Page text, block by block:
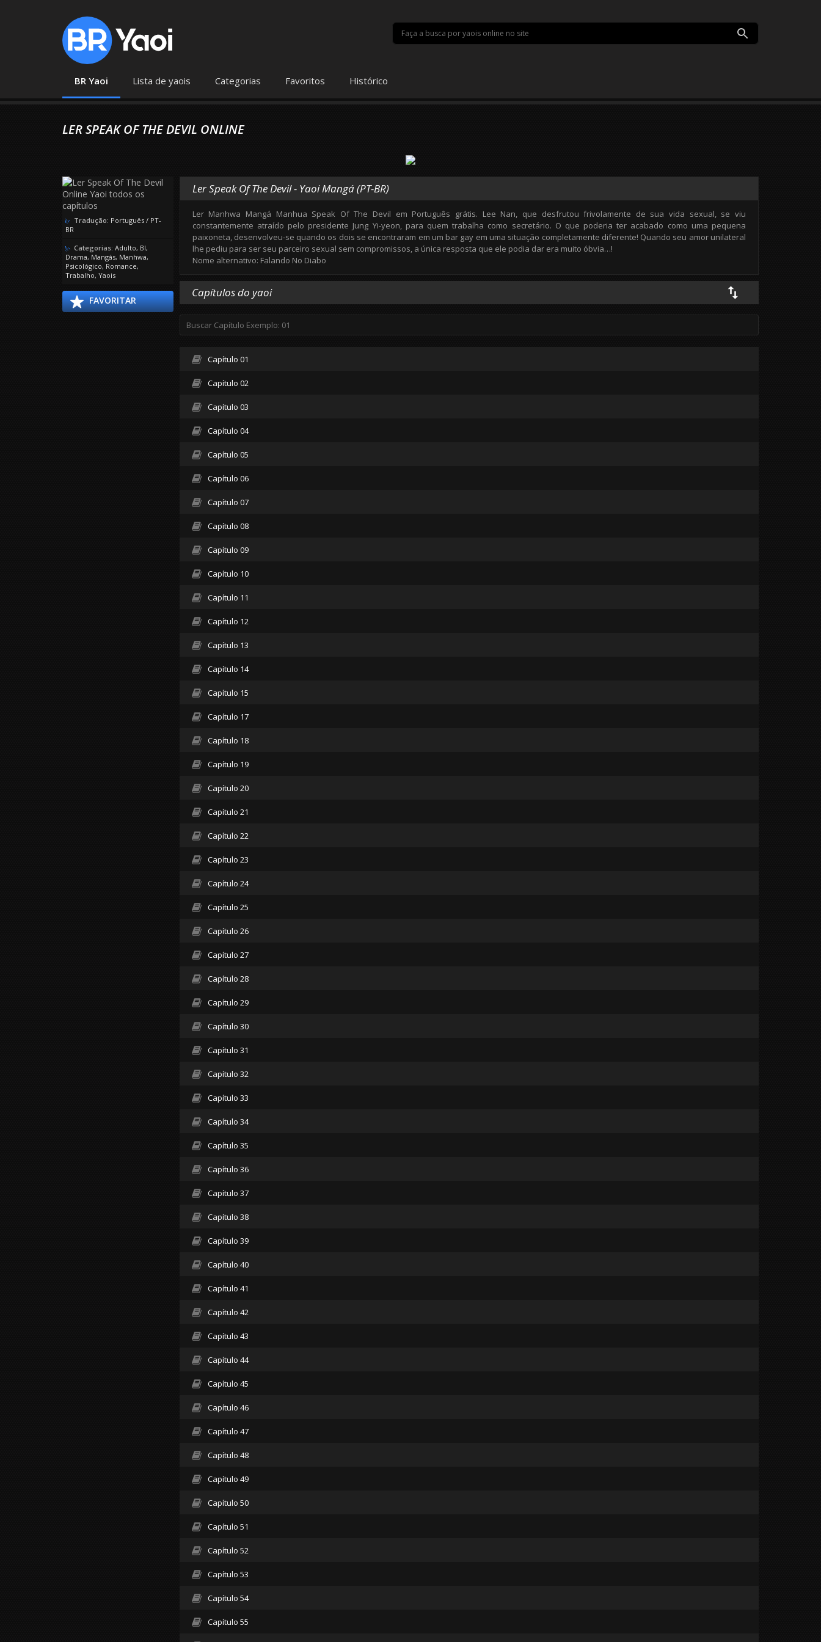
BR Yaoi Lista de yaois Categorias Favoritos Histórico
LER SPEAK OF THE DEVIL ONLINE
Tradução: Português / PT-
BR
Categorias: Adulto, Bl,
Drama, Mangás, Manhwa,
Psicológico, Romance,
Trabalho, Yaois
FAVORITAR
Ler Speak Of The Devil - Yaoi Mangá (PT-BR)
Ler Manhwa Mangá Manhua Speak Of The Devil em Português grátis. Lee Nan, que desfrutou frivolamente de sua vida sexual, se viu
constantemente atraído pelo presidente Jung Yi-yeon, para quem trabalha como secretário. O que poderia ter acabado como uma pequena
paixoneta, desenvolveu-se quando os dois se encontraram em um bar gay em uma situação completamente diferente! Quando seu amor unilateral
lhe pediu para ser seu parceiro sexual sem compromissos, a única resposta que ele podia dar era muito óbvia…!
Nome alternativo: Falando No Diabo
Capítulos do yaoi
Capítulo 01
Capítulo 02
Capítulo 03
Capítulo 04
Capítulo 05
Capítulo 06
Capítulo 07
Capítulo 08
Capítulo 09
Capítulo 10
Capítulo 11
Capítulo 12
Capítulo 13
Capítulo 14
Capítulo 15
Capítulo 17
Capítulo 18
Capítulo 19
Capítulo 20
Capítulo 21
Capítulo 22
Capítulo 23
Capítulo 24
Capítulo 25
Capítulo 26
Capítulo 27
Capítulo 28
Capítulo 29
Capítulo 30
Capítulo 31
Capítulo 32
Capítulo 33
Capítulo 34
Capítulo 35
Capítulo 36
Capítulo 37
Capítulo 38
Capítulo 39
Capítulo 40
Capítulo 41
Capítulo 42
Capítulo 43
Capítulo 44
Capítulo 45
Capítulo 46
Capítulo 47
Capítulo 48
Capítulo 49
Capítulo 50
Capítulo 51
Capítulo 52
Capítulo 53
Capítulo 54
Capítulo 55